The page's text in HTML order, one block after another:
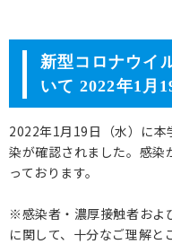
新型コロナウイ
いて 2022年1月
2022年1月19日（水）に
染が確認されました。感染
っております。
※感染者・濃厚接触者およ
に関して、十分なご理解と